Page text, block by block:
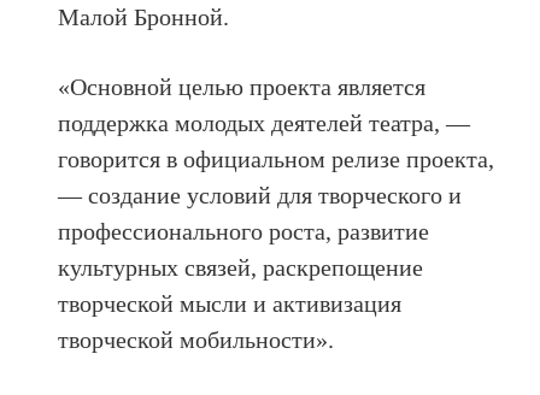
Малой Бронной.
«Основной целью проекта является
поддержка молодых деятелей театра, —
говорится в официальном релизе проекта,
— создание условий для творческого и
профессионального роста, развитие
культурных связей, раскрепощение
творческой мысли и активизация
творческой мобильности».